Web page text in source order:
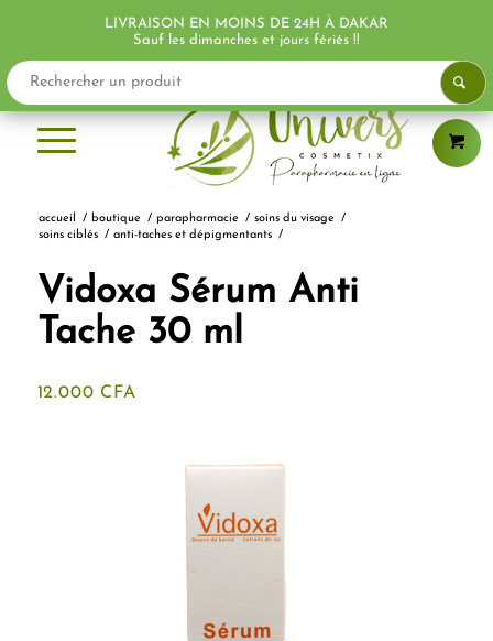
accueil / boutique / parapharmacie / soins du visage
/
soins ciblés / anti-taches et dépigmentants /
Vidoxa Sérum Anti
Tache 30 ml
12.000 CFA
LIVRAISON EN MOINS DE 24H À DAKAR
Sauf les dimanches et jours fériés !!